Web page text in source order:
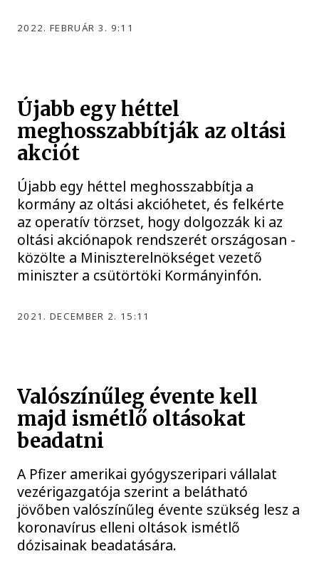
2022. FEBRUÁR 3. 9:11
Újabb egy héttel
meghosszabbítják az oltási
akciót
Újabb egy héttel meghosszabbítja a
kormány az oltási akcióhetet, és felkérte
az operatív törzset, hogy dolgozzák ki az
oltási akciónapok rendszerét országosan -
közölte a Miniszterelnökséget vezető
miniszter a csütörtöki Kormányinfón.
2021. DECEMBER 2. 15:11
Valószínűleg évente kell
majd ismétlő oltásokat
beadatni
A Pfizer amerikai gyógyszeripari vállalat
vezérigazgatója szerint a belátható
jövőben valószínűleg évente szükség lesz a
koronavírus elleni oltások ismétlő
dózisainak beadatására.